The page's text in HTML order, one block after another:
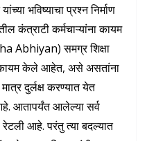
भविष्याचा प्रश्न निर्माण
कंत्राटी कर्मचाऱ्यांना कायम
Abhiyan) समग्र शिक्षा
कायम केले आहेत, असे असतांना
दुर्लक्ष करण्यात येत
आतापर्यंत आलेल्या सर्व
आहे. परंतु त्या बदल्यात